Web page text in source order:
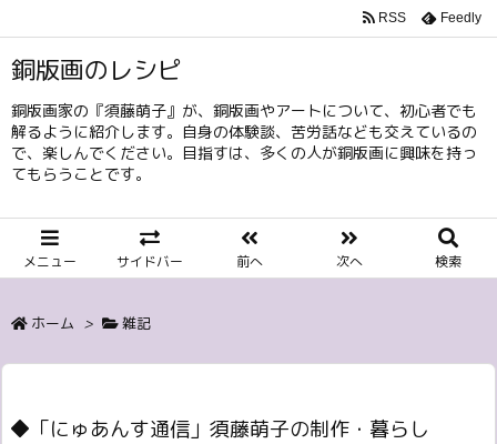
銅版画のレシピ
銅版画家の『須藤萌子』が、銅版画やアートについて、初心者でも
解るように紹介します。自身の体験談、苦労話なども交えているの
で、楽しんでください。目指すは、多くの人が銅版画に興味を持っ
てもらうことです。
メニュー サイドバー 前へ 次へ 検索
RSS Feedly
ホーム > 雑記
◆「にゅあんす通信」須藤萌子の制作・暮らし